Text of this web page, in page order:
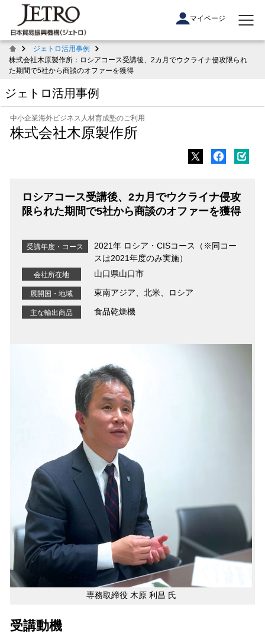
マイページ
ジェトロ活用事例
株式会社木原製作所：ロシアコース受講後、2カ月でウクライナ侵攻限られ
た期間で5社から商談のオファーを獲得
ジェトロ活用事例
中小企業海外ビジネス人材育成塾のご利用
株式会社木原製作所
ロシアコース受講後、2カ月でウクライナ侵攻
限られた期間で5社から商談のオファーを獲得
受講年度・コース
2021年 ロシア・CISコース（※同コー
スは2021年度のみ実施）
会社所在地 山口県山口市
展開国・地域 東南アジア、北米、ロシア
主な輸出商品 食品乾燥機
専務取締役 木原 利昌 氏
受講動機